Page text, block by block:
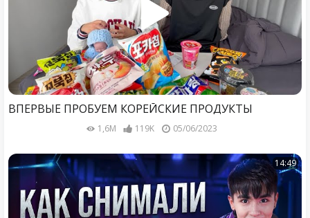
ВПЕРВЫЕ ПРОБУЕМ КОРЕЙСКИЕ ПРОДУКТЫ
1,6M 119K 05/06/2023
14:49